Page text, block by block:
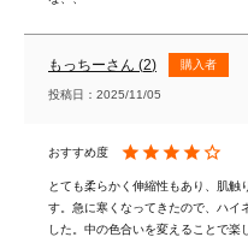
もっちー 2 購入者
投稿日 2025/11/05
とても柔らかく伸縮性もあり、肌
す。急に寒くなってきたので、ハイ
した。中の色合いを変えることで楽